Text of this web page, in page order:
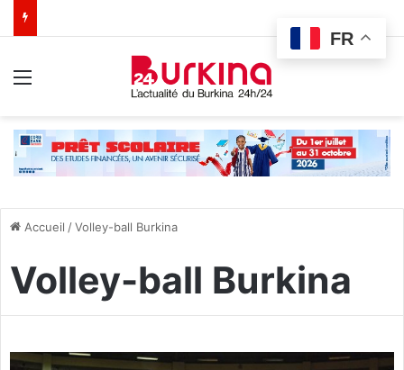
Accueil /Volley-ball Burkina
Volley-ball Burkina
FR